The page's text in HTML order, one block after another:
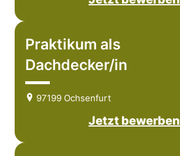
Praktikum als
Dachdecker/in
97199 Ochsenfurt
Jetzt bewerben